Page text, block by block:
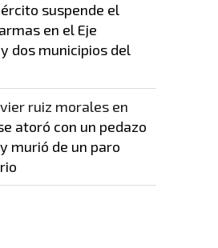
suspende el
en el Eje
dos municipios del
ruiz moralesen
atoró con un pedazo
murió de un paro